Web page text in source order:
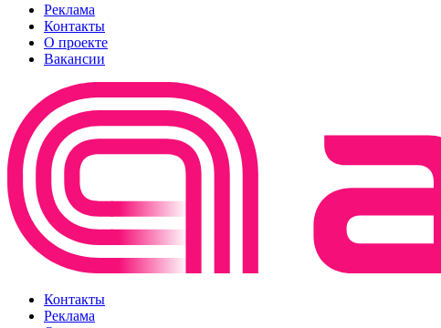
Реклама
Контакты
О проекте
Вакансии
Контакты
Реклама